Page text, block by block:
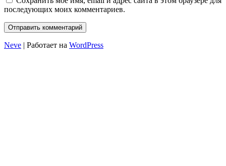
последующих моих комментариев.
Neve | Работает на WordPress